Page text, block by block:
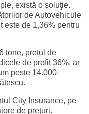
există o soluţie.
de Autovehicule
este de 1,36% pentru
tone, prețul de
de profit 36%, ar
peste 14.000-
City Insurance, pe
de preţuri.